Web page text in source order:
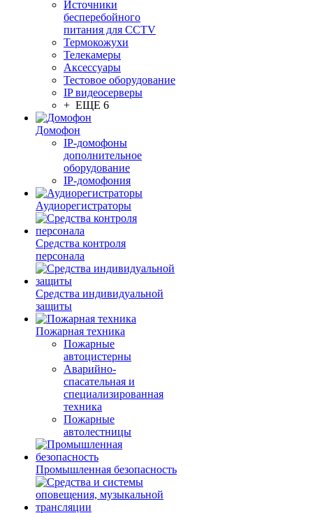
Источники
бесперебойного
питания для CCTV
Термокожухи
Телекамеры
Аксессуары
Тестовое оборудование
IP видеосерверы
+ ЕЩЕ 6
Домофон
IP-домофоны
дополнительное
оборудование
IP-домофония
Аудиорегистраторы
Средства контроля
персонала
Средства индивидуальной
защиты
Пожарная техника
Пожарные
автоцистерны
Аварийно-
спасательная и
специализированная
техника
Пожарные
автолестницы
Промышленная безопасность